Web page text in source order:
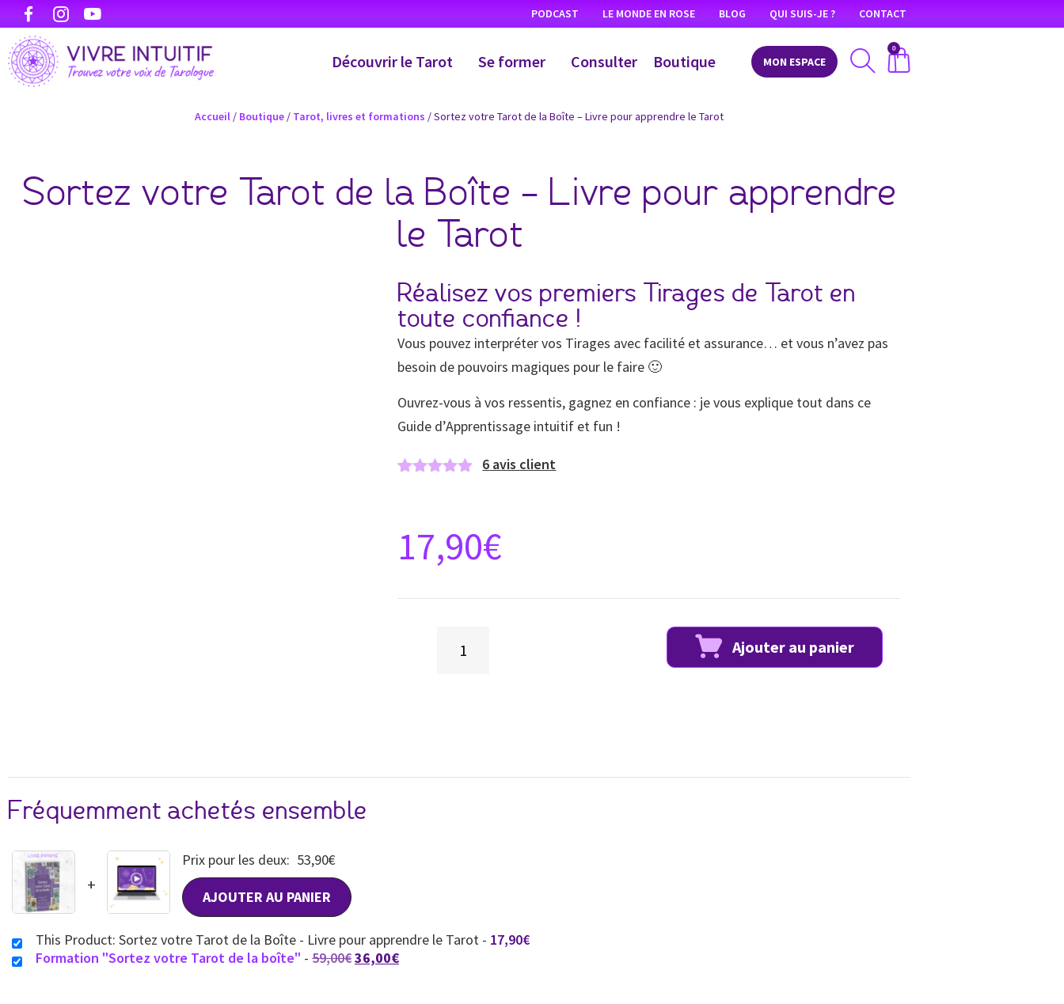
PODCAST LE MONDE EN ROSE BLOG QUI SUIS-JE ? CONTACT
Découvrir le Tarot Se former Consulter Boutique MON ESPACE
0
Accueil / Boutique / Tarot, livres et formations / Sortez votre Tarot de la Boîte – Livre pour apprendre le Tarot
Sortez votre Tarot de la Boîte – Livre pour apprendre
le Tarot
Réalisez vos premiers Tirages de Tarot en
toute confiance !
Vous pouvez interpréter vos Tirages avec facilité et assurance… et vous n’avez pas
besoin de pouvoirs magiques pour le faire 🙂
Ouvrez-vous à vos ressentis, gagnez en confiance : je vous explique tout dans ce
Guide d’Apprentissage intuitif et fun !
client
6 avis client
17,90€
Ajouter au panier
Fréquemment achetés ensemble
+
Prix pour les deux: 53,90€
AJOUTER AU PANIER
This Product: Sortez votre Tarot de la Boîte - Livre pour apprendre le Tarot - 17,90€
Formation "Sortez votre Tarot de la boîte" - 59,00€36,00€